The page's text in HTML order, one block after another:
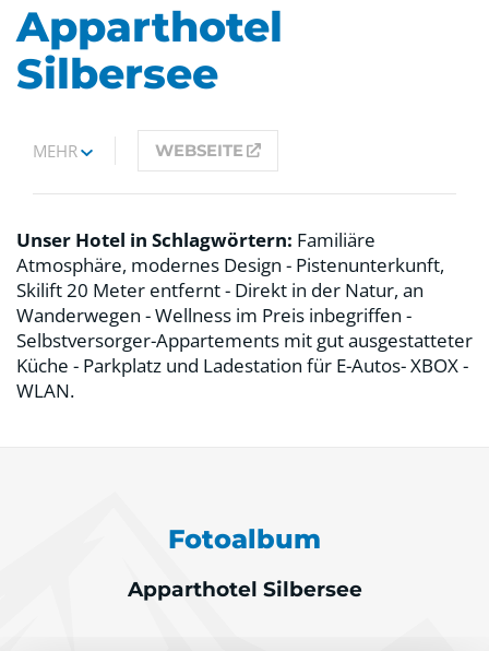
Apparthotel
Silbersee
MEHR WEBSEITE
Unser Hotel in Schlagwörtern: Familiäre
Atmosphäre, modernes Design - Pistenunterkunft,
Skilift 20 Meter entfernt - Direkt in der Natur, an
Wanderwegen - Wellness im Preis inbegriffen -
Selbstversorger-Appartements mit gut ausgestatteter
Küche - Parkplatz und Ladestation für E-Autos- XBOX -
WLAN.
Fotoalbum
Apparthotel Silbersee